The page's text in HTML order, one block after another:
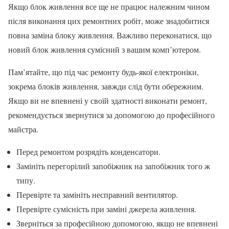
Якщо блок живлення все ще не працює належним чином
після виконання цих ремонтних робіт, може знадобитися
повна заміна блоку живлення. Важливо переконатися, що
новий блок живлення сумісний з вашим комп’ютером.
Пам’ятайте, що під час ремонту будь-якої електроніки,
зокрема блоків живлення, завжди слід бути обережним.
Якщо ви не впевнені у своїй здатності виконати ремонт,
рекомендується звернутися за допомогою до професійного
майстра.
Перед ремонтом розрядіть конденсатори.
Замініть перегорілий запобіжник на запобіжник того ж
типу.
Перевірте та замініть несправний вентилятор.
Перевірте сумісність при заміні джерела живлення.
Зверніться за професійною допомогою, якщо не впевнені